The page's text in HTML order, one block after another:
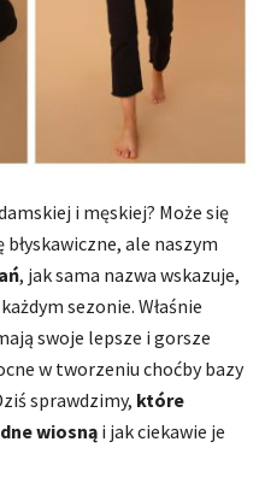
i męskiej? Może się
ale naszym
, jak sama nazwa wskazuje,
sezonie. Właśnie
swoje lepsze i gorsze
w tworzeniu choćby bazy
sprawdzimy, które
wiosnąi jak ciekawie je